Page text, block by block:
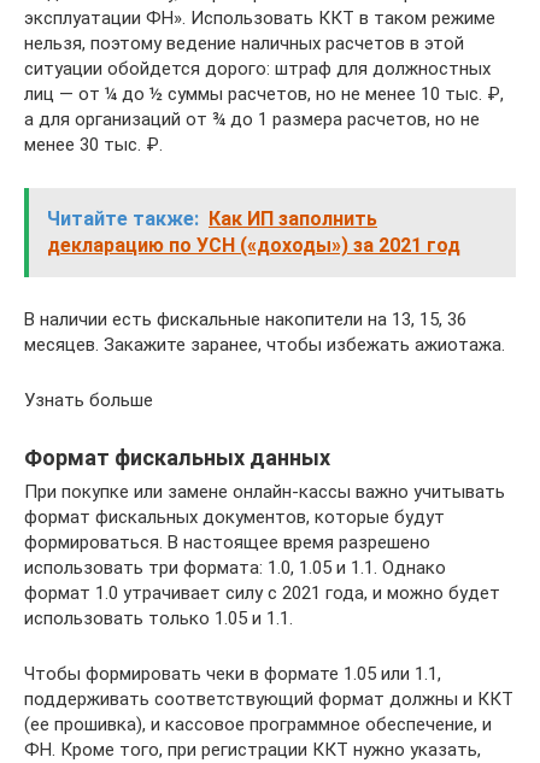
эксплуатации ФН». Использовать ККТ в таком режиме
нельзя, поэтому ведение наличных расчетов в этой
ситуации обойдется дорого: штраф для должностных
лиц — от ¼ до ½ суммы расчетов, но не менее 10 тыс. ₽,
а для организаций от ¾ до 1 размера расчетов, но не
менее 30 тыс. ₽.
Читайте также: Как ИП заполнить
декларацию по УСН («доходы») за 2021 год
В наличии есть фискальные накопители на 13, 15, 36
месяцев. Закажите заранее, чтобы избежать ажиотажа.
Узнать больше
Формат фискальных данных
При покупке или замене онлайн-кассы важно учитывать
формат фискальных документов, которые будут
формироваться. В настоящее время разрешено
использовать три формата: 1.0, 1.05 и 1.1. Однако
формат 1.0 утрачивает силу с 2021 года, и можно будет
использовать только 1.05 и 1.1.
Чтобы формировать чеки в формате 1.05 или 1.1,
поддерживать соответствующий формат должны и ККТ
(ее прошивка), и кассовое программное обеспечение, и
ФН. Кроме того, при регистрации ККТ нужно указать,